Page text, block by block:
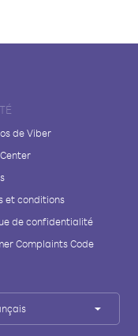
de Viber
et conditions
de confidentialité
Complaints Code